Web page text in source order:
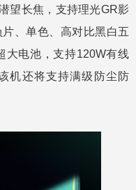
望长焦，支持理光GR影
、单色、高对比黑白五
大电池，支持120W有线
机还将支持满级防尘防